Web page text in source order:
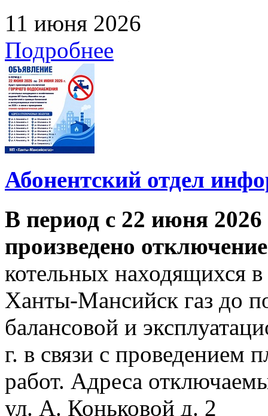
11 июня 2026
Подробнее
Абонентский отдел
В период с 22 июня 2026
произведено
котельных находящихся
Ханты-Мансийск газ до
балансовой и
г. в связи с проведением
работ. Адреса
ул. А. Коньковой д. 2